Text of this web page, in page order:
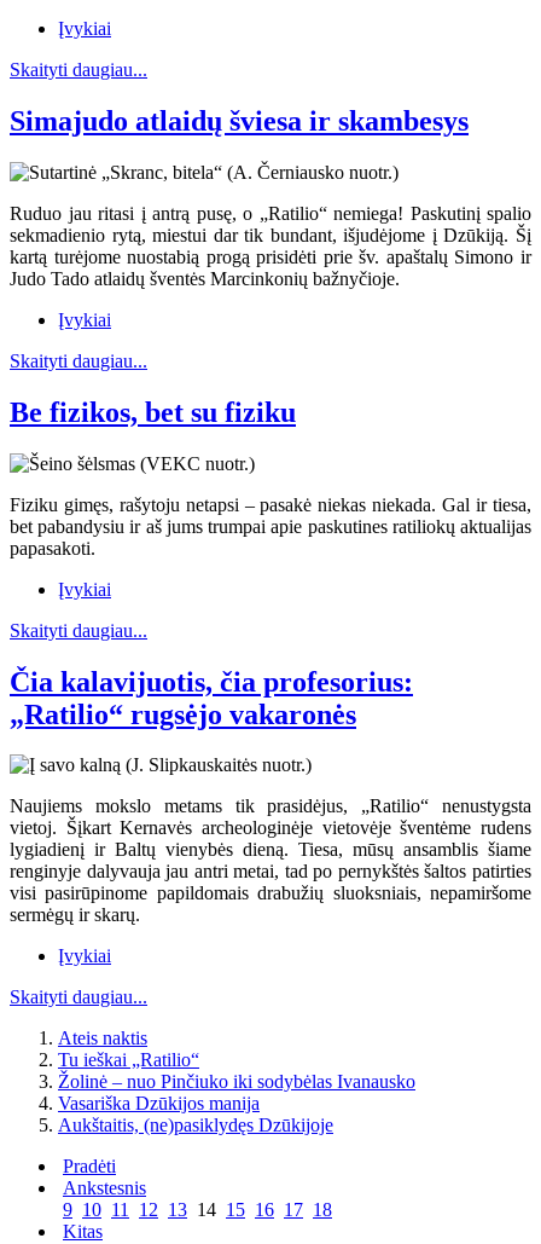
Įvykiai
Skaityti daugiau...
Simajudo atlaidų šviesa ir skambesys
Ruduo jau ritasi į antrą pusę, o „Ratilio“ nemiega! Paskutinį spalio
sekmadienio rytą, miestui dar tik bundant, išjudėjome į Dzūkiją. Šį
kartą turėjome nuostabią progą prisidėti prie šv. apaštalų Simono ir
Judo Tado atlaidų šventės Marcinkonių bažnyčioje.
Įvykiai
Skaityti daugiau...
Be fizikos, bet su fiziku
Fiziku gimęs, rašytoju netapsi – pasakė niekas niekada. Gal ir tiesa,
bet pabandysiu ir aš jums trumpai apie paskutines ratiliokų aktualijas
papasakoti.
Įvykiai
Skaityti daugiau...
Čia kalavijuotis, čia profesorius:
„Ratilio“ rugsėjo vakaronės
Naujiems mokslo metams tik prasidėjus, „Ratilio“ nenustygsta
vietoj. Šįkart Kernavės archeologinėje vietovėje šventėme rudens
lygiadienį ir Baltų vienybės dieną. Tiesa, mūsų ansamblis šiame
renginyje dalyvauja jau antri metai, tad po pernykštės šaltos patirties
visi pasirūpinome papildomais drabužių sluoksniais, nepamiršome
sermėgų ir skarų.
Įvykiai
Skaityti daugiau...
Ateis naktis
Tu ieškai „Ratilio“
Žolinė – nuo Pinčiuko iki sodybėlas Ivanausko
Vasariška Dzūkijos manija
Aukštaitis, (ne)pasiklydęs Dzūkijoje
Pradėti
Ankstesnis
9 10 11 12 13 14 15 16 17 18
Kitas